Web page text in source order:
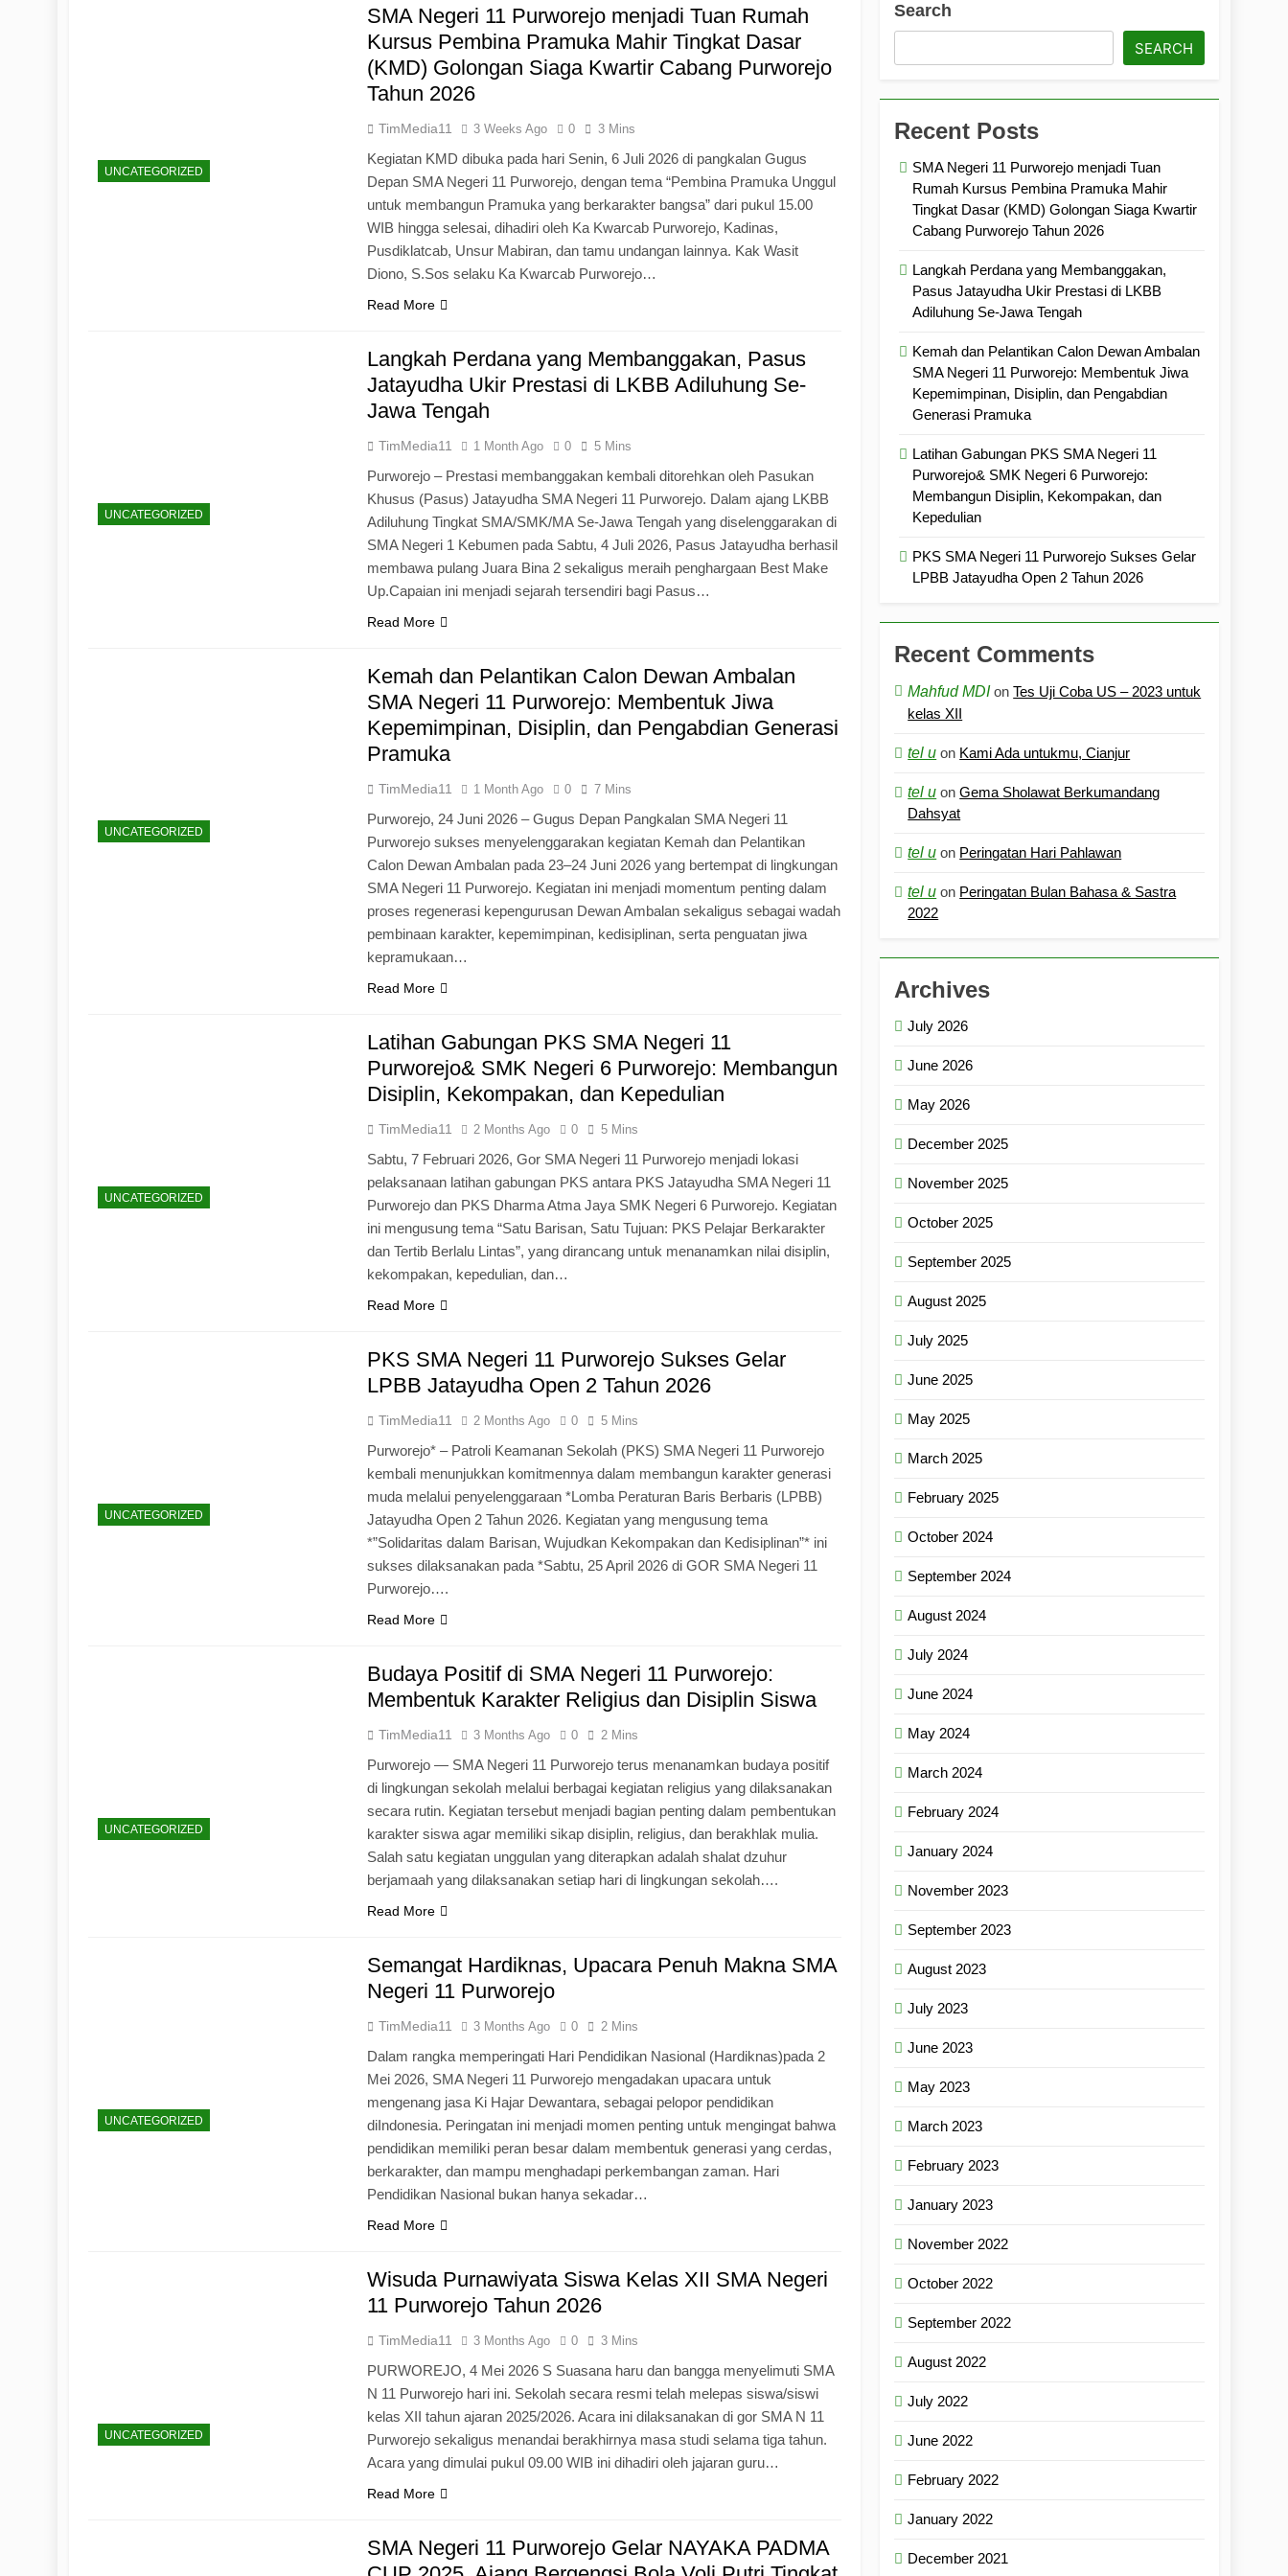
Pengabdian Generasi Pramuka
UNCATEGORIZED
SMA Negeri 11 Purworejo menjadi Tuan Rumah
Kursus Pembina Pramuka Mahir Tingkat Dasar
(KMD) Golongan Siaga Kwartir Cabang Purworejo
Tahun 2026
TimMedia11 3 Weeks Ago 0 3 Mins
Kegiatan KMD dibuka pada hari Senin, 6 Juli 2026 di pangkalan Gugus
Depan SMA Negeri 11 Purworejo, dengan tema “Pembina Pramuka Unggul
untuk membangun Pramuka yang berkarakter bangsa” dari pukul 15.00
WIB hingga selesai, dihadiri oleh Ka Kwarcab Purworejo, Kadinas,
Pusdiklatcab, Unsur Mabiran, dan tamu undangan lainnya. Kak Wasit
Diono, S.Sos selaku Ka Kwarcab Purworejo…
Read More
UNCATEGORIZED
Langkah Perdana yang Membanggakan, Pasus
Jatayudha Ukir Prestasi di LKBB Adiluhung Se-
Jawa Tengah
TimMedia11 1 Month Ago 0 5 Mins
Purworejo – Prestasi membanggakan kembali ditorehkan oleh Pasukan
Khusus (Pasus) Jatayudha SMA Negeri 11 Purworejo. Dalam ajang LKBB
Adiluhung Tingkat SMA/SMK/MA Se-Jawa Tengah yang diselenggarakan di
SMA Negeri 1 Kebumen pada Sabtu, 4 Juli 2026, Pasus Jatayudha berhasil
membawa pulang Juara Bina 2 sekaligus meraih penghargaan Best Make
Up.Capaian ini menjadi sejarah tersendiri bagi Pasus…
Read More
UNCATEGORIZED
Kemah dan Pelantikan Calon Dewan Ambalan
SMA Negeri 11 Purworejo: Membentuk Jiwa
Kepemimpinan, Disiplin, dan Pengabdian Generasi
Pramuka
TimMedia11 1 Month Ago 0 7 Mins
Purworejo, 24 Juni 2026 – Gugus Depan Pangkalan SMA Negeri 11
Purworejo sukses menyelenggarakan kegiatan Kemah dan Pelantikan
Calon Dewan Ambalan pada 23–24 Juni 2026 yang bertempat di lingkungan
SMA Negeri 11 Purworejo. Kegiatan ini menjadi momentum penting dalam
proses regenerasi kepengurusan Dewan Ambalan sekaligus sebagai wadah
pembinaan karakter, kepemimpinan, kedisiplinan, serta penguatan jiwa
kepramukaan…
Read More
UNCATEGORIZED
Latihan Gabungan PKS SMA Negeri 11
Purworejo& SMK Negeri 6 Purworejo: Membangun
Disiplin, Kekompakan, dan Kepedulian
TimMedia11 2 Months Ago 0 5 Mins
Sabtu, 7 Februari 2026, Gor SMA Negeri 11 Purworejo menjadi lokasi
pelaksanaan latihan gabungan PKS antara PKS Jatayudha SMA Negeri 11
Purworejo dan PKS Dharma Atma Jaya SMK Negeri 6 Purworejo. Kegiatan
ini mengusung tema “Satu Barisan, Satu Tujuan: PKS Pelajar Berkarakter
dan Tertib Berlalu Lintas”, yang dirancang untuk menanamkan nilai disiplin,
kekompakan, kepedulian, dan…
Read More
UNCATEGORIZED
PKS SMA Negeri 11 Purworejo Sukses Gelar
LPBB Jatayudha Open 2 Tahun 2026
TimMedia11 2 Months Ago 0 5 Mins
Purworejo* – Patroli Keamanan Sekolah (PKS) SMA Negeri 11 Purworejo
kembali menunjukkan komitmennya dalam membangun karakter generasi
muda melalui penyelenggaraan *Lomba Peraturan Baris Berbaris (LPBB)
Jatayudha Open 2 Tahun 2026. Kegiatan yang mengusung tema
*”Solidaritas dalam Barisan, Wujudkan Kekompakan dan Kedisiplinan”* ini
sukses dilaksanakan pada *Sabtu, 25 April 2026 di GOR SMA Negeri 11
Purworejo….
Read More
UNCATEGORIZED
Budaya Positif di SMA Negeri 11 Purworejo:
Membentuk Karakter Religius dan Disiplin Siswa
TimMedia11 3 Months Ago 0 2 Mins
Purworejo — SMA Negeri 11 Purworejo terus menanamkan budaya positif
di lingkungan sekolah melalui berbagai kegiatan religius yang dilaksanakan
secara rutin. Kegiatan tersebut menjadi bagian penting dalam pembentukan
karakter siswa agar memiliki sikap disiplin, religius, dan berakhlak mulia.
Salah satu kegiatan unggulan yang diterapkan adalah shalat dzuhur
berjamaah yang dilaksanakan setiap hari di lingkungan sekolah….
Read More
UNCATEGORIZED
Semangat Hardiknas, Upacara Penuh Makna SMA
Negeri 11 Purworejo
TimMedia11 3 Months Ago 0 2 Mins
Dalam rangka memperingati Hari Pendidikan Nasional (Hardiknas)pada 2
Mei 2026, SMA Negeri 11 Purworejo mengadakan upacara untuk
mengenang jasa Ki Hajar Dewantara, sebagai pelopor pendidikan
diIndonesia. Peringatan ini menjadi momen penting untuk mengingat bahwa
pendidikan memiliki peran besar dalam membentuk generasi yang cerdas,
berkarakter, dan mampu menghadapi perkembangan zaman. Hari
Pendidikan Nasional bukan hanya sekadar…
Read More
UNCATEGORIZED
Wisuda Purnawiyata Siswa Kelas XII SMA Negeri
11 Purworejo Tahun 2026
TimMedia11 3 Months Ago 0 3 Mins
PURWOREJO, 4 Mei 2026 S Suasana haru dan bangga menyelimuti SMA
N 11 Purworejo hari ini. Sekolah secara resmi telah melepas siswa/siswi
kelas XII tahun ajaran 2025/2026. Acara ini dilaksanakan di gor SMA N 11
Purworejo sekaligus menandai berakhirnya masa studi selama tiga tahun.
Acara yang dimulai pukul 09.00 WIB ini dihadiri oleh jajaran guru…
Read More
SMA Negeri 11 Purworejo Gelar NAYAKA PADMA
Search
SEARCH
Recent Posts
SMA Negeri 11 Purworejo menjadi Tuan
Rumah Kursus Pembina Pramuka Mahir
Tingkat Dasar (KMD) Golongan Siaga Kwartir
Cabang Purworejo Tahun 2026
Langkah Perdana yang Membanggakan,
Pasus Jatayudha Ukir Prestasi di LKBB
Adiluhung Se-Jawa Tengah
Kemah dan Pelantikan Calon Dewan Ambalan
SMA Negeri 11 Purworejo: Membentuk Jiwa
Kepemimpinan, Disiplin, dan Pengabdian
Generasi Pramuka
Latihan Gabungan PKS SMA Negeri 11
Purworejo& SMK Negeri 6 Purworejo:
Membangun Disiplin, Kekompakan, dan
Kepedulian
PKS SMA Negeri 11 Purworejo Sukses Gelar
LPBB Jatayudha Open 2 Tahun 2026
Recent Comments
Mahfud MDIonTes Uji Coba US – 2023 untuk
kelas XII
tel u on Kami Ada untukmu, Cianjur
tel u onGema Sholawat Berkumandang
Dahsyat
tel u on Peringatan Hari Pahlawan
tel u on Peringatan Bulan Bahasa & Sastra
2022
Archives
July 2026
June 2026
May 2026
December 2025
November 2025
October 2025
September 2025
August 2025
July 2025
June 2025
May 2025
March 2025
February 2025
October 2024
September 2024
August 2024
July 2024
June 2024
May 2024
March 2024
February 2024
January 2024
November 2023
September 2023
August 2023
July 2023
June 2023
May 2023
March 2023
February 2023
January 2023
November 2022
October 2022
September 2022
August 2022
July 2022
June 2022
February 2022
January 2022
December 2021